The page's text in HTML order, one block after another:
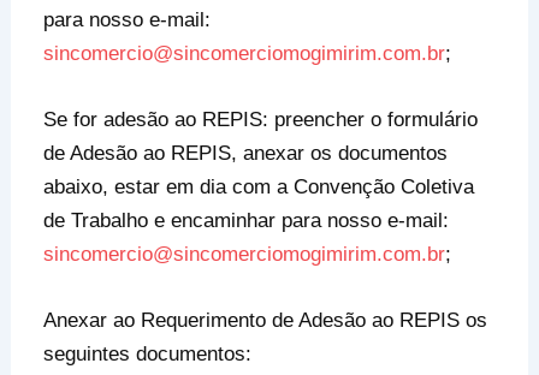
para nosso e-mail:
sincomercio@sincomerciomogimirim.com.br;
Se for adesão ao REPIS: preencher o formulário
de Adesão ao REPIS, anexar os documentos
abaixo, estar em dia com a Convenção Coletiva
de Trabalho e encaminhar para nosso e-mail:
sincomercio@sincomerciomogimirim.com.br;
Anexar ao Requerimento de Adesão ao REPIS os
seguintes documentos: